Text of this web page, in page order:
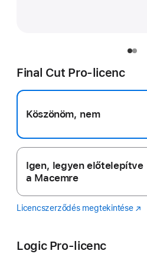
Final Cut Pro-licenc
Köszönöm, nem
Igen, legyen előtelepítve
a Macemre
Licencszerződés megtekintéseFinal
(Új
Logic Pro-licenc